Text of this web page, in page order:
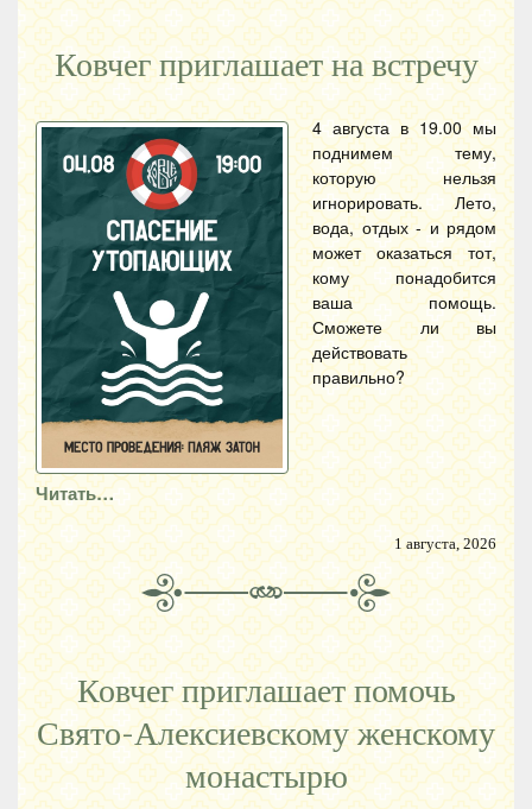
Ковчег приглашает на встречу
4 августа в 19.00 мы
поднимем тему,
которую нельзя
игнорировать. Лето,
вода, отдых - и рядом
может оказаться тот,
кому понадобится
ваша помощь.
Сможете ли вы
действовать
правильно?
Читать…
1 августа, 2026
Ковчег приглашает помочь
Свято-Алексиевскому женскому
монастырю